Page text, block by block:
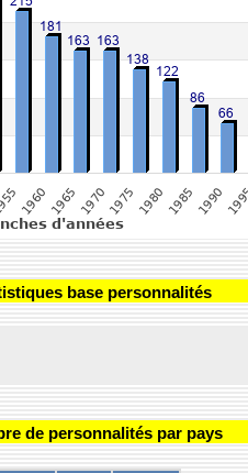
base personnalités
de personnalités par pays